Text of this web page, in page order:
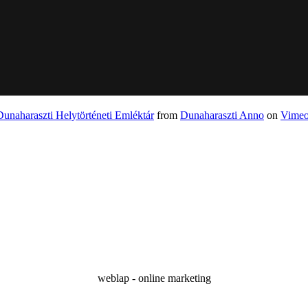
Helytörténeti Emléktárfrom Dunaharaszti Anno on
weblap - online marketing